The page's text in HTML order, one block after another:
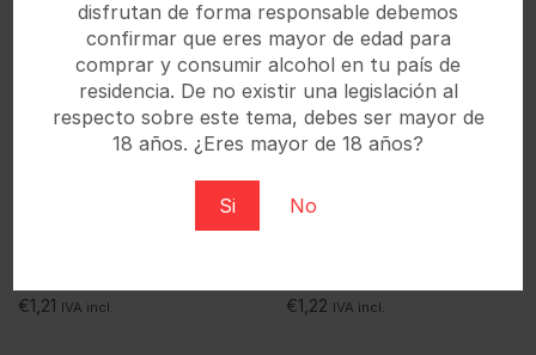
disfrutan de forma responsable debemos
confirmar que eres mayor de edad para
comprar y consumir alcohol en tu país de
residencia. De no existir una legislación al
respecto sobre este tema, debes ser mayor de
18 años. ¿Eres mayor de 18 años?
Si No
€1,21 IVA incl. €1,22 IVA incl.